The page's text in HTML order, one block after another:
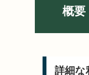
概要
詳細